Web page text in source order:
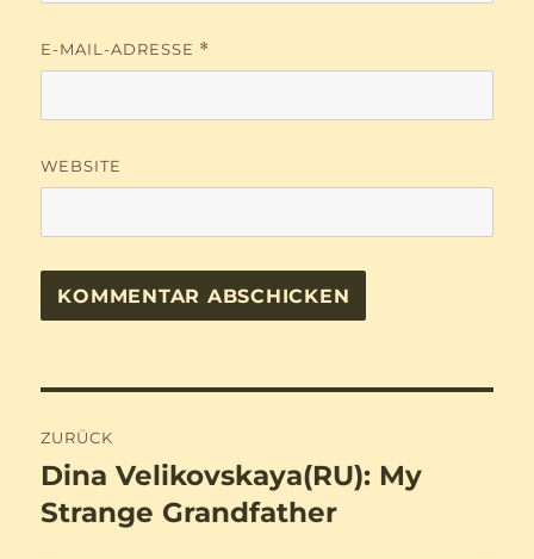
E-MAIL-ADRESSE *
WEBSITE
ZURÜCK
Vorheriger
Beitrag:
Dina Velikovskaya(RU): My
Strange Grandfather